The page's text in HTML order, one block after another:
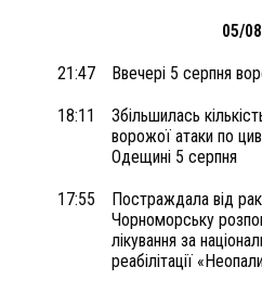
05/
21:47 Ввечері 5 серпня
18:11
Збільшилась
ворожої атаки по
Одещині 5 серпня
17:55
Постраждала від
Чорноморську
лікування за
реабілітації